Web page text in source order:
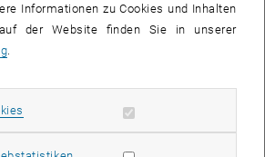
doch eine Frau erfunden!”
SEPT. 26
1040 Wien
Informationen zu Cookies und Inhalten
der Website finden Sie in unserer
Erforderliche Cookies zulassen